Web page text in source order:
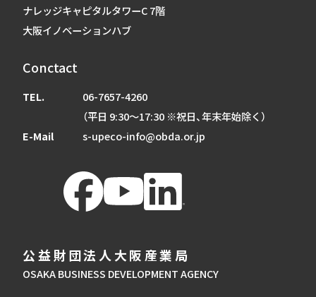
公益財団法人大阪産業局
OSAKA BUSINESS DEVELOPMENT AGENCY
ナレッジキャピタルタワーC 7階
大阪イノベーションハブ
Conctact
TEL.
06-7657-4260
（平日 9:30～17:30 ※祝日、年末年始除く）
E-Mail
s-upeco-info@obda.or.jp